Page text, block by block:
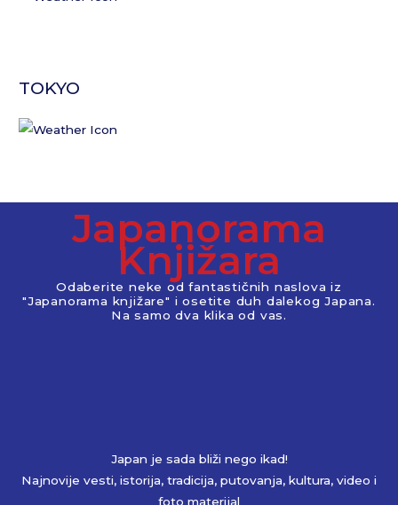
TOKYO
Japanorama
Knjižara
Odaberite neke od fantastičnih naslova iz
"Japanorama knjižare" i osetite duh dalekog Japana.
Na samo dva klika od vas.
Japan je sada bliži nego ikad!
Najnovije vesti, istorija, tradicija, putovanja, kultura, video i
foto materijal